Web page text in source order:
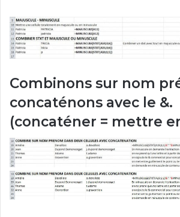
Combinons sur nom
concaténons avec le &.
(concaténer = mettre